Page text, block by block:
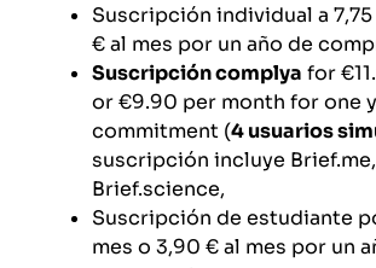
Suscripción individual a 7,75
€ al mes por un año de
Suscripción complya for
or €9.90 per month for one
commitment (4 usuarios
suscripción incluye
Brief.science,
Suscripción de estudiante
mes o 3,90 € al mes por un